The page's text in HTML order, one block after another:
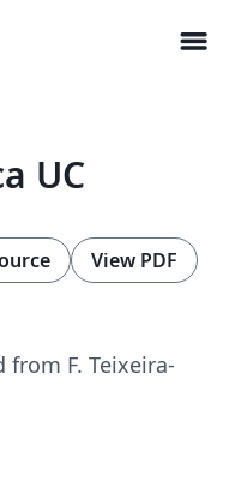
menu
UC
View PDF
from F. Teixeira-